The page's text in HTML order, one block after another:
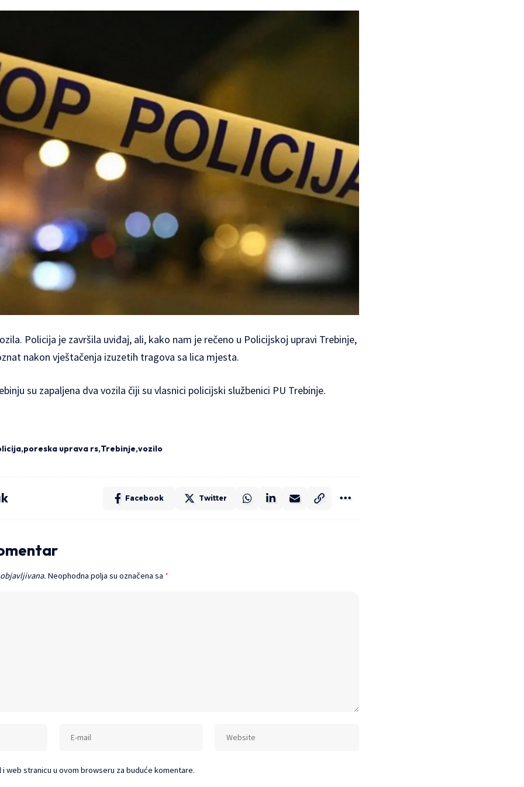
Policija je završila uviđaj, ali, kako nam je rečeno u Policijskoj upravi Trebinje,
nakon vještačenja izuzetih tragova sa lica mjesta.
su zapaljena dva vozila čiji su vlasnici policijski službenici PU Trebinje.
poreska uprava rs Trebinje vozilo
Facebook Twitter
Neophodna polja su označena sa *
i web stranicu u ovom browseru za buduće komentare.